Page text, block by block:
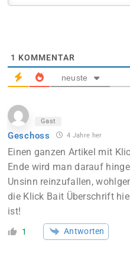
1 KOMMENTAR
neuste
Gast
Geschoss 4 Jahre her
Einen ganzen Artikel mit
Ende wird man darauf
Unsinn reinzufallen,
die Klick Bait Überschrift
ist!
1 Antworten